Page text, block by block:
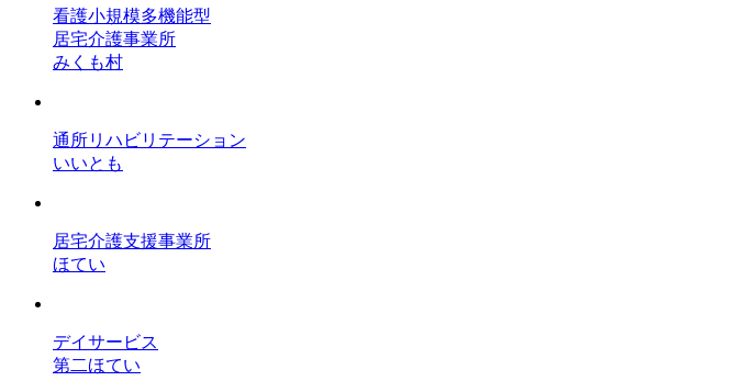
看護小規模多機能型
居宅介護事業所
みくも村
通所リハビリテーション
いいとも
居宅介護支援事業所
ほてい
デイサービス
第二ほてい